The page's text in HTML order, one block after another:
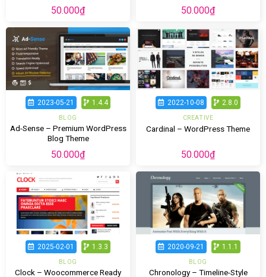
50.000₫ 50.000₫
2023-05-21 1.4.4
BLOG
Ad-Sense – Premium WordPress
Blog Theme
50.000₫
2022-10-08 2.8.0
CREATIVE
Cardinal – WordPress Theme
50.000₫
2025-02-01 1.3.3
BLOG
Clock – Woocommerce Ready
2020-09-21 1.1.1
BLOG
Chronology – Timeline-Style